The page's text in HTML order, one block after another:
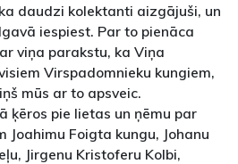
daudzi kolektanti aizgājuši, un
iespiest. Par to pienāca
viņa parakstu, ka Viņa
Virspadomnieku kungiem,
mūs ar to apsveic.
ķēros pie lietas un ņēmu par
Joahimu Foigta kungu, Johanu
Jirgenu Kristoferu Kolbi,